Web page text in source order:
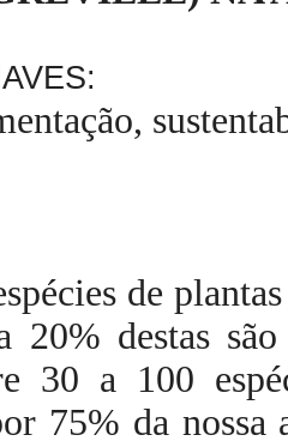
de
destas
30 a 100
75% da